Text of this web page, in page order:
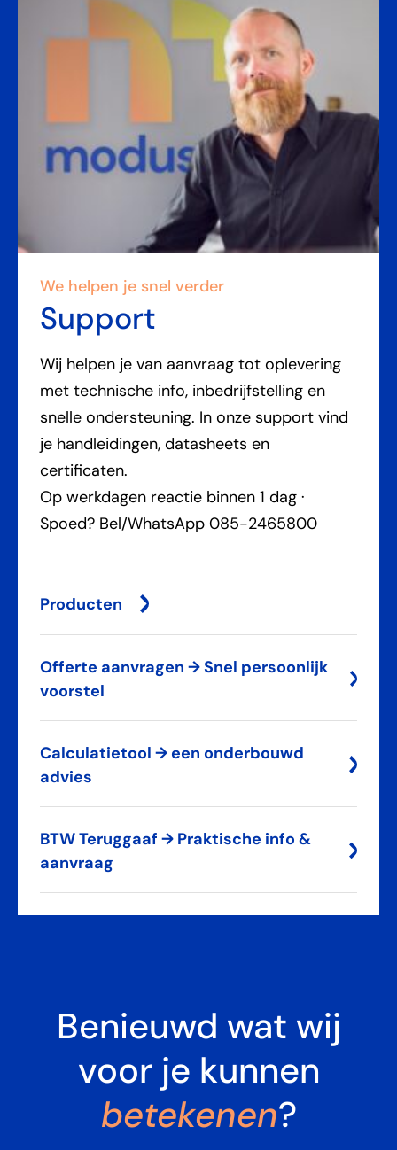
We helpen je snel verder
Support
Wij helpen je van aanvraag tot oplevering
met technische info, inbedrijfstelling en
snelle ondersteuning. In onze support vind
je handleidingen, datasheets en
certificaten.
Op werkdagen reactie binnen 1 dag ·
Spoed? Bel/WhatsApp 085-2465800
Producten
Offerte aanvragen → Snel persoonlijk
voorstel
Calculatietool → een onderbouwd
advies
BTW Teruggaaf → Praktische info &
aanvraag
Benieuwd wat wij
voor je kunnen
betekenen?